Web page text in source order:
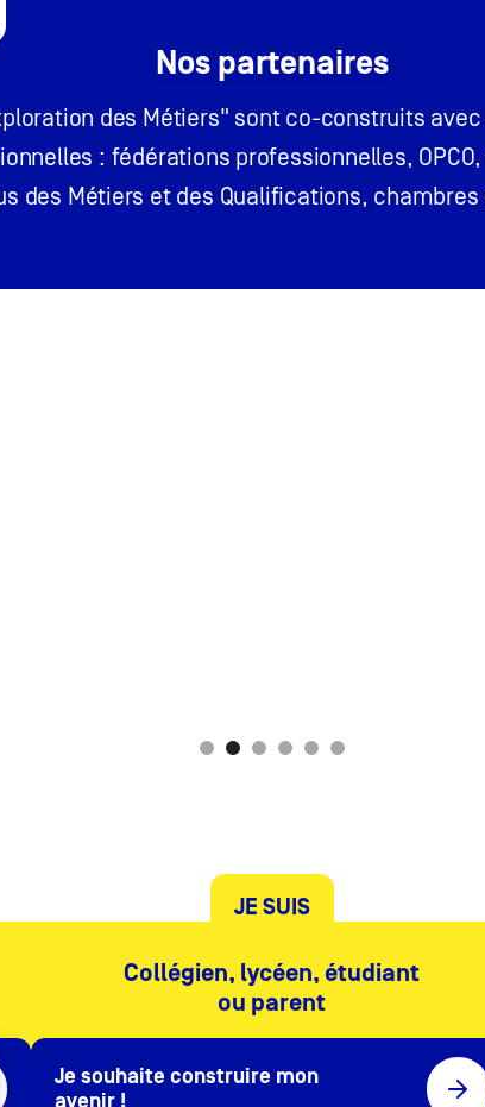
Nos partenaires
des Métiers" sont co-construits
: fédérations professionnelles,
des Métiers et des Qualifications,
JE SUIS
Collégien, lycéen, étudiant
ou parent
Je souhaite construire mon
avenir !